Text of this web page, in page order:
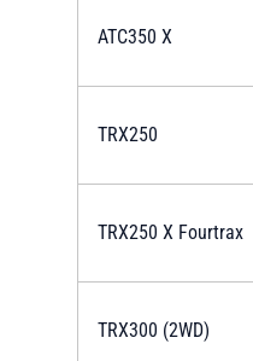
ATC350 X
TRX250
TRX250 X Fourtrax
TRX300 (2WD)